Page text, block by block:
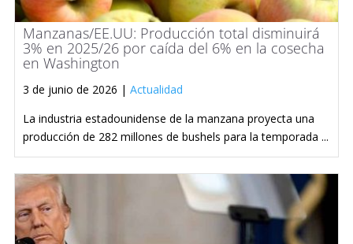
Manzanas/EE.UU: Producción total disminuirá
3% en 2025/26 por caída del 6% en la cosecha
en Washington
3 de junio de 2026 | Actualidad
La industria estadounidense de la manzana proyecta una
producción de 282 millones de bushels para la temporada ...